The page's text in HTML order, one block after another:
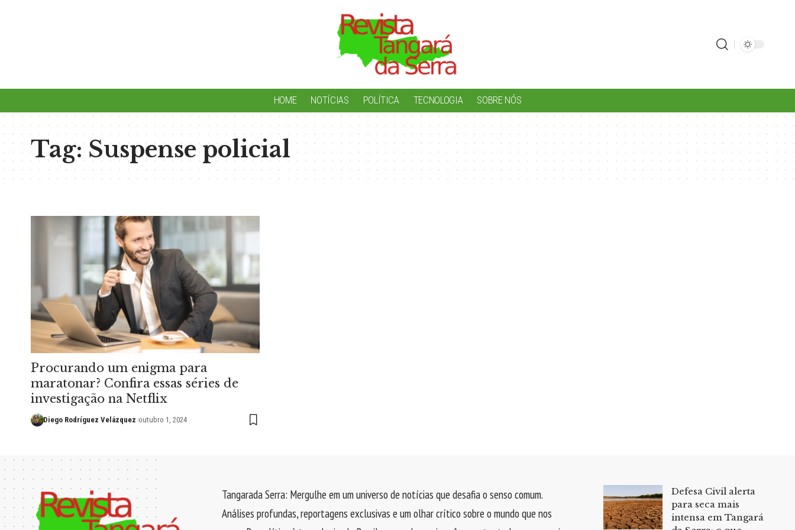
HOME NOTÍCIAS POLÍTICA TECNOLOGIA SOBRE NÓS
Tag:Suspense policial
Procurando um enigma para
maratonar? Confira essas séries de
investigação na Netflix
Diego Rodríguez Velázquez outubro 1, 2024
Tangarada Serra: Mergulhe em um universo de notícias que desafia o senso comum.
Análises profundas, reportagens exclusivas e um olhar crítico sobre o mundo que nos
Defesa Civil alerta
para seca mais
intensa em Tangará